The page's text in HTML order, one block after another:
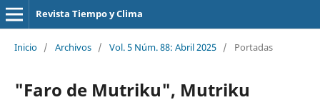
Revista Tiempo y Clima
Inicio / Archivos / Vol. 5 Núm. 88: Abril 2025 / Portadas
"Faro de Mutriku", Mutriku